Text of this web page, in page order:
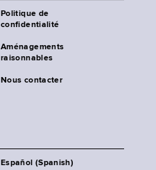
Politique de
confidentialité
Aménagements
raisonnables
Nous contacter
Español (Spanish)